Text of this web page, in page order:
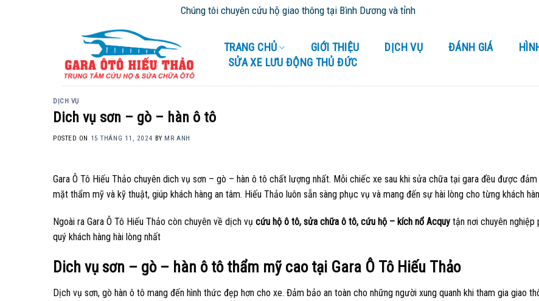
Chúng tôi chuyên cứu hộ giao thông tại Bình Dương và tỉnh thành lân cận - Cứu Hộ 24/24
TRANG CHỦ GIỚI THIỆU DỊCH VỤ ĐÁNH GIÁ
SỬA XE LƯU ĐỘNG THỦ ĐỨC
DỊCH VỤ
Dich vụ sơn – gò – hàn ô tô
POSTED ON 15 THÁNG 11, 2024 BY MR ANH
Gara Ô Tô Hiếu Thảo chuyên dich vụ sơn – gò – hàn ô tô chất lượng nhất. Mỗi chiếc xe sau khi sửa chữa tại gara đều được
mặt thẩm mỹ và kỹ thuật, giúp khách hàng an tâm. Hiếu Thảo luôn sẵn sàng phục vụ và mang đến sự hài lòng cho từng khách
Ngoài ra Gara Ô Tô Hiếu Thảo còn chuyên về dịch vụ cứu hộ ô tô, sửa chữa ô tô, cứu hộ – kích nổ Acquy tận nơi chuyên nghiệp
quý khách hàng hài lòng nhất
Dich vụ sơn – gò – hàn ô tô thẩm mỹ cao tại Gara Ô Tô Hiếu Thảo
Dịch vụ sơn, gò hàn ô tô mang đến hình thức đẹp hơn cho xe. Đảm bảo an toàn cho những người xung quanh khi tham gia giao